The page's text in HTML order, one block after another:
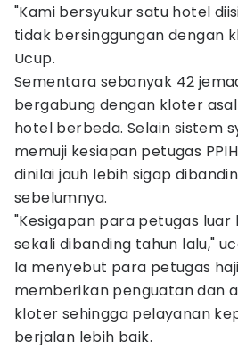
"Kami bersyukur satu hotel
tidak bersinggungan dengan
Ucup.
Sementara sebanyak 42
bergabung dengan kloter
hotel berbeda. Selain sistem
memuji kesiapan petugas
dinilai jauh lebih sigap
sebelumnya.
"Kesigapan para petugas luar
sekali dibanding tahun lalu,"
Ia menyebut para petugas
memberikan penguatan dan
kloter sehingga pelayanan
berjalan lebih baik.